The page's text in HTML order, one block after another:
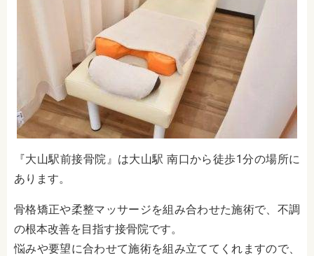
『大山駅前接骨院』は大山駅 南口から徒歩1分の場所に
あります。
骨格矯正や柔整マッサージを組み合わせた施術で、不調
の根本改善を目指す接骨院です。
悩みや要望に合わせて施術を組み立ててくれますので、